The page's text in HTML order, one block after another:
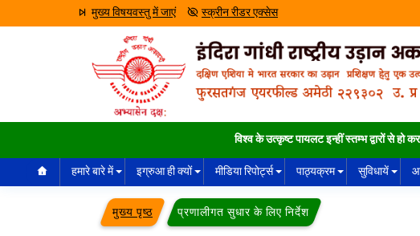
मुख्य विषयवस्तु में जाएं स्क्रीन रीडर एक्सेस
विश्व के उत्कृष्ट पायलट इन्हीं स्तम्भ द्वारों से हो कर
हमारे बारे में इग्रुआ ही क्यों मीडिया रिपोर्ट्स पाठ्यक्रम सुविधायें
मुख्य पृष्ठ प्रणालीगत सुधार के लिए निर्देश